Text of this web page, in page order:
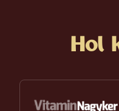
Hol